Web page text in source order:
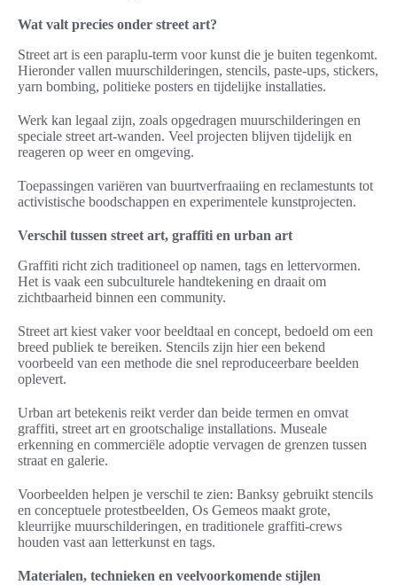
Wat valt precies onder street art?
Street art is een paraplu-term voor kunst die je buiten tegenkomt.
Hieronder vallen muurschilderingen, stencils, paste-ups, stickers,
yarn bombing, politieke posters en tijdelijke installaties.
Werk kan legaal zijn, zoals opgedragen muurschilderingen en
speciale street art-wanden. Veel projecten blijven tijdelijk en
reageren op weer en omgeving.
Toepassingen variëren van buurtverfraaiing en reclamestunts tot
activistische boodschappen en experimentele kunstprojecten.
Verschil tussen street art, graffiti en urban art
Graffiti richt zich traditioneel op namen, tags en lettervormen.
Het is vaak een subculturele handtekening en draait om
zichtbaarheid binnen een community.
Street art kiest vaker voor beeldtaal en concept, bedoeld om een
breed publiek te bereiken. Stencils zijn hier een bekend
voorbeeld van een methode die snel reproduceerbare beelden
oplevert.
Urban art betekenis reikt verder dan beide termen en omvat
graffiti, street art en grootschalige installations. Museale
erkenning en commerciële adoptie vervagen de grenzen tussen
straat en galerie.
Voorbeelden helpen je verschil te zien: Banksy gebruikt stencils
en conceptuele protestbeelden, Os Gemeos maakt grote,
kleurrijke muurschilderingen, en traditionele graffiti-crews
houden vast aan letterkunst en tags.
Materialen, technieken en veelvoorkomende stijlen